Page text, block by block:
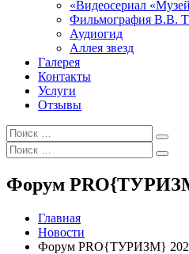
«Видеосериал
Фильмография В.В.
Аудиогид
Аллея звезд
Галерея
Контакты
Услуги
Отзывы
Искать:
Поиск
Искать:
Поиск
Форум
Главная
Новости
Форум PRO{ТУРИЗМ}